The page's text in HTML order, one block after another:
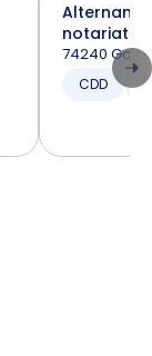
notariat
74240
CDD